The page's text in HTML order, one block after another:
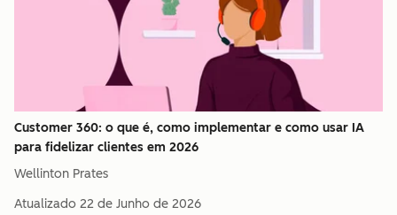
Customer 360: o que é, como implementar e como usar IA
para fidelizar clientes em 2026
Wellinton Prates
Atualizado 22 de Junho de 2026